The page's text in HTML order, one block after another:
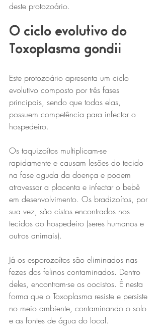
deste protozoário.
O ciclo evolutivo do
Toxoplasma gondii
Este protozoário apresenta um ciclo
evolutivo composto por três fases
principais, sendo que todas elas,
possuem competência para infectar o
hospedeiro.
Os taquizoítos multiplicam-se
rapidamente e causam lesões do tecido
na fase aguda da doença e podem
atravessar a placenta e infectar o bebê
em desenvolvimento. Os bradizoítos, por
sua vez, são cistos encontrados nos
tecidos do hospedeiro (seres humanos e
outros animais).
Já os esporozoítos são eliminados nas
fezes dos felinos contaminados. Dentro
deles, encontram-se os oocistos. É nesta
forma que o Toxoplasma resiste e persiste
no meio ambiente, contaminando o solo
e as fontes de água do local.